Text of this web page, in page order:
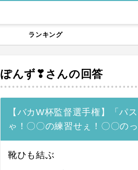
ランキング
ぽんず❣ さんの回答
【バカW杯監督選手権】「パ
ゃ！〇〇の練習せぇ！〇〇の
靴ひも結ぶ